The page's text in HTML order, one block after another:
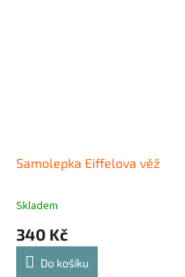
Samolepka Eiffelova věž
Skladem
340 Kč
Do košíku